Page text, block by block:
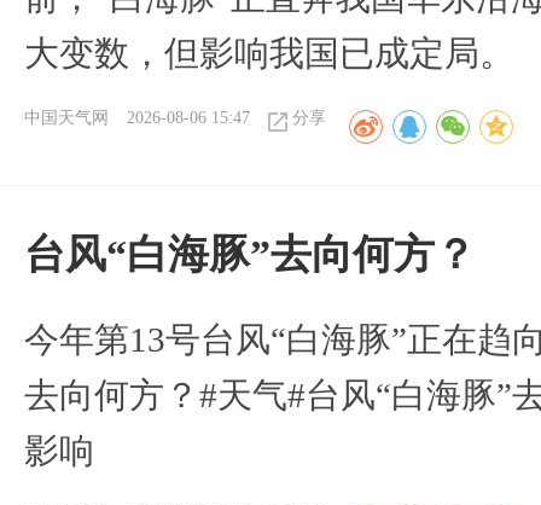
大变数，但影响我国已成定局。
中国天气网 2026-08-06 15:47 分享
台风“白海豚”去向何方？
今年第13号台风“白海豚”正在趋
去向何方？#天气#台风“白海豚”
影响